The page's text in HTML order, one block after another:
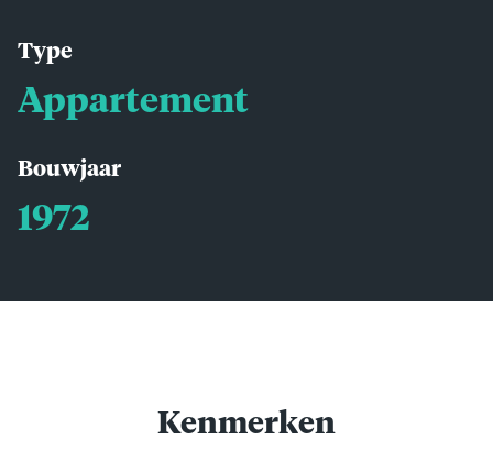
Type
Appartement
Bouwjaar
1972
Kenmerken